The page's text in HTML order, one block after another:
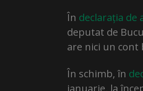
În declarația de
deputat de
are nici un cont
În schimb, în